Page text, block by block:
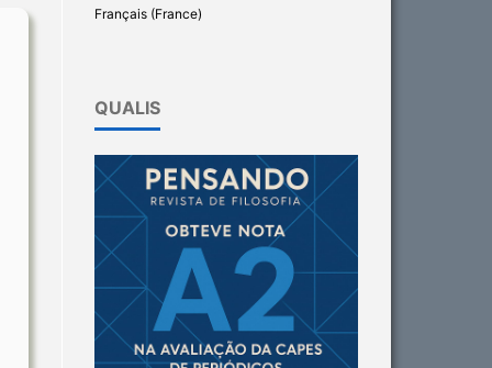
Français (France)
QUALIS